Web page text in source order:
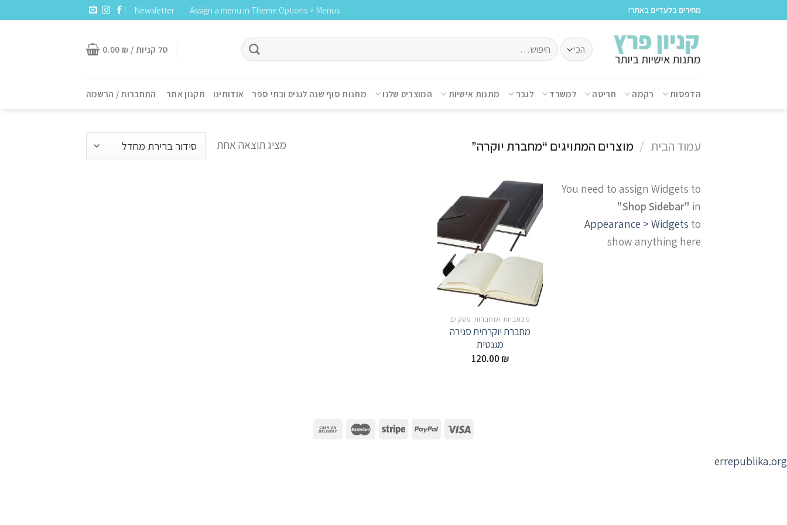
מחירים בלעדיים באתר! Assign a menu in Theme Options > Menus
Newsletter
סל קניות / 0.00 ₪
הדפסות רקמה חריטה למשרד לגבר מתנות אישיות המוצרים שלנו מתנות סוף שנה לגנים ובתי ספר אודותינו תקנון אתר התחברות / הרשמה
עמוד הבית / מוצרים המתויגים “מחברת יוקרה” מציג תוצאה אחת
You need to assign Widgets to
"Shop Sidebar" in
Appearance > Widgets to
show anything here
מכתביות ומחברות עסקים
מחברת יוקרתית סגירה
מגנטית
120.00 ₪
errepublika.org